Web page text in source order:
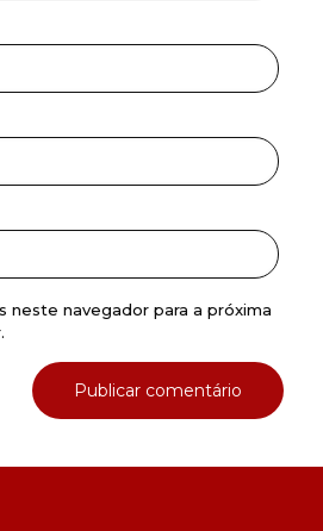
neste navegador para a próxima